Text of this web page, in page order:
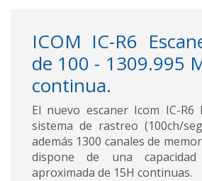
ICOM IC-R6
de 100 - 1309.995
continua.
El nuevo escaner Icom IC-
sistema de rastreo (100ch/
además 1300 canales de
dispone de una
aproximada de 15H continuas.